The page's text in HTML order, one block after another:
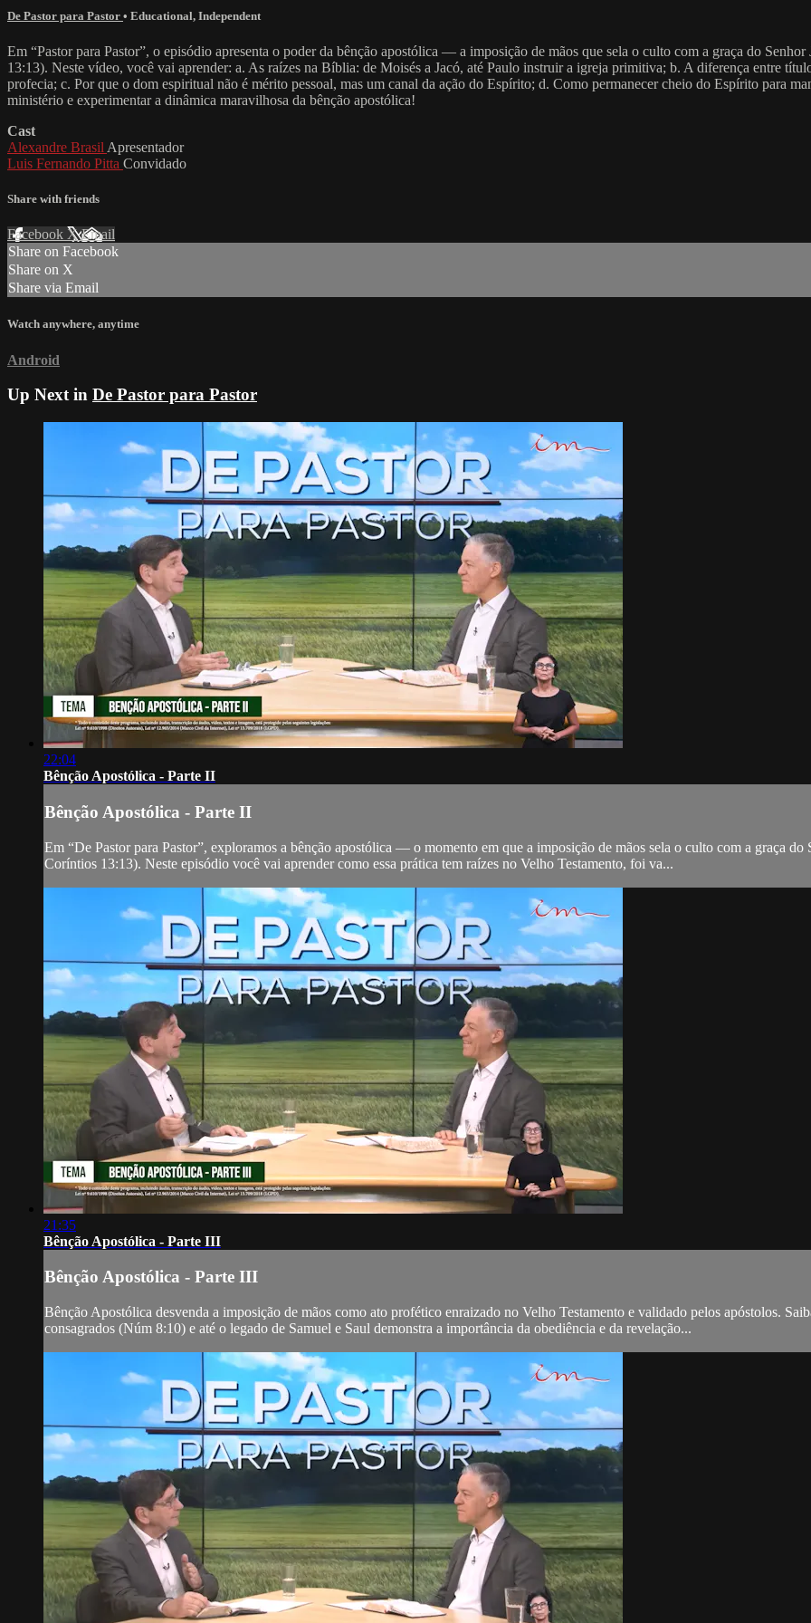
De Pastor para Pastor • Educational, Independent
Em “Pastor para Pastor”, o episódio apresenta o poder da bênção apostólica — a imposição de mãos que sela o culto com a graça do
13:13). Neste vídeo, você vai aprender: a. As raízes na Bíblia: de Moisés a Jacó, até Paulo instruir a igreja primitiva; b. A diferença entre
profecia; c. Por que o dom espiritual não é mérito pessoal, mas um canal da ação do Espírito; d. Como permanecer cheio do Espírito para
ministério e experimentar a dinâmica maravilhosa da bênção apostólica!
Cast
Alexandre Brasil Apresentador
Luis Fernando Pitta Convidado
Share with friends
Facebook XEmail
Share on Facebook
Share on X
Share via Email
Watch anywhere, anytime
Android
Up Next in De Pastor para Pastor
22:04
Bênção Apostólica - Parte II
Bênção Apostólica - Parte II
Em “De Pastor para Pastor”, exploramos a bênção apostólica — o momento em que a imposição de mãos sela o culto com a graça
Coríntios 13:13). Neste episódio você vai aprender como essa prática tem raízes no Velho Testamento, foi va...
21:35
Bênção Apostólica - Parte III
Bênção Apostólica - Parte III
Bênção Apostólica desvenda a imposição de mãos como ato profético enraizado no Velho Testamento e validado pelos apóstolos.
consagrados (Núm 8:10) e até o legado de Samuel e Saul demonstra a importância da obediência e da revelação...